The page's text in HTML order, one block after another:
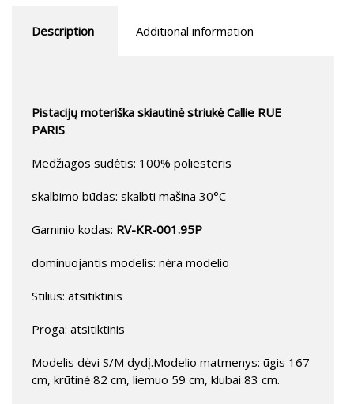
Description Additional information
Pistacijų moteriška skiautinė striukė Callie RUE
PARIS.
Medžiagos sudėtis: 100% poliesteris
skalbimo būdas: skalbti mašina 30°C
Gaminio kodas: RV-KR-001.95P
dominuojantis modelis: nėra modelio
Stilius: atsitiktinis
Proga: atsitiktinis
Modelis dėvi S/M dydį.Modelio matmenys: ūgis 167
cm, krūtinė 82 cm, liemuo 59 cm, klubai 83 cm.